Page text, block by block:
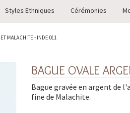
Styles Ethniques Cérémonies
MALACHITE - INDE 011
BAGUE OVALE
Bague gravée en argent de
fine de Malachite.